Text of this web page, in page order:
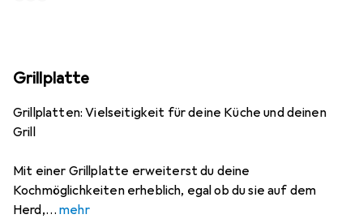
Grillplatte
Grillplatten: Vielseitigkeit für deine Küche und deinen
Grill
Mit einer Grillplatte erweiterst du deine
Kochmöglichkeiten erheblich, egal ob du sie auf dem
Herd,
mehr